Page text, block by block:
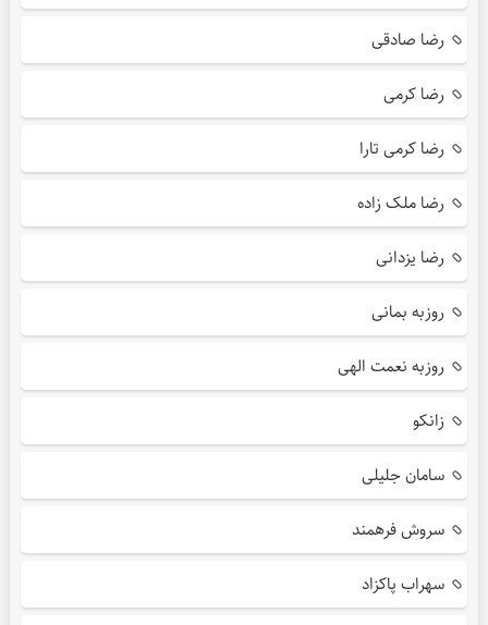
رضا صادقی
رضا کرمی
رضا کرمی تارا
رضا ملک زاده
رضا یزدانی
روزبه بمانی
روزبه نعمت الهی
زانکو
سامان جلیلی
سروش فرهمند
سهراب پاکزاد